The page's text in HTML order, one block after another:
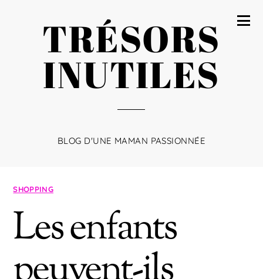
TRÉSORS
INUTILES
BLOG D'UNE MAMAN PASSIONNÉE
SHOPPING
Les enfants